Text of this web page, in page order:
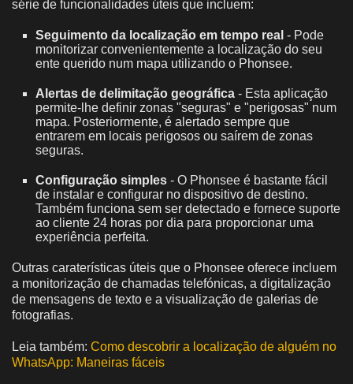
série de funcionalidades úteis que incluem:
Seguimento da localização em tempo real - Pode
monitorizar convenientemente a localização do seu
ente querido num mapa utilizando o Phonsee.
Alertas de delimitação geográfica - Esta aplicação
permite-lhe definir zonas "seguras" e "perigosas" num
mapa. Posteriormente, é alertado sempre que
entrarem em locais perigosos ou saírem de zonas
seguras.
Configuração simples - O Phonsee é bastante fácil
de instalar e configurar no dispositivo de destino.
Também funciona sem ser detectado e fornece suporte
ao cliente 24 horas por dia para proporcionar uma
experiência perfeita.
Outras caraterísticas úteis que o Phonsee oferece incluem
a monitorização de chamadas telefónicas, a digitalização
de mensagens de texto e a visualização de galerias de
fotografias.
Leia também: Como descobrir a localização de alguém no
WhatsApp: Maneiras fáceis